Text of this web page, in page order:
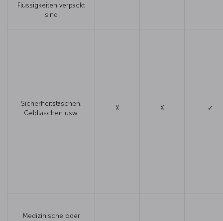
Flüssigkeiten verpackt
sind
Sicherheitstaschen,
Geldtaschen usw.
X X ✓
Medizinische oder